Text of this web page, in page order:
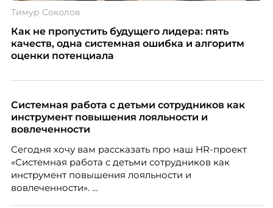
Тимур Соколов
Как не пропустить будущего лидера: пять
качеств, одна системная ошибка и алгоритм
оценки потенциала
Системная работа с детьми сотрудников как
инструмент повышения лояльности и
вовлеченности
Сегодня хочу вам рассказать про наш HR-проект
«Системная работа с детьми сотрудников как
инструмент повышения лояльности и
вовлеченности».